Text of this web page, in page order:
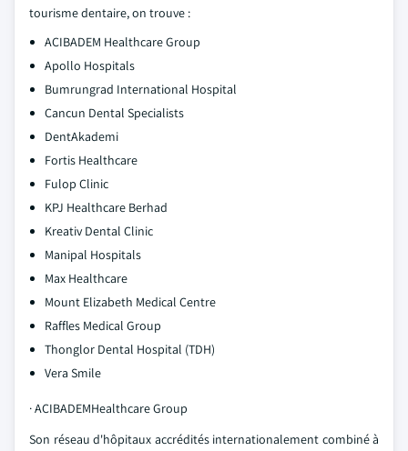
tourisme dentaire, on trouve :
ACIBADEM Healthcare Group
Apollo Hospitals
Bumrungrad International Hospital
Cancun Dental Specialists
DentAkademi
Fortis Healthcare
Fulop Clinic
KPJ Healthcare Berhad
Kreativ Dental Clinic
Manipal Hospitals
Max Healthcare
Mount Elizabeth Medical Centre
Raffles Medical Group
Thonglor Dental Hospital (TDH)
Vera Smile
· ACIBADEMHealthcare Group
Son réseau d'hôpitaux accrédités internationalement combiné à